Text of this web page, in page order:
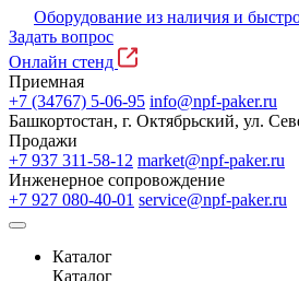
Оборудование из наличия и
Задать вопрос
Онлайн стенд
Приемная
+7 (34767) 5-06-95 info@npf-paker.ru
Башкортостан, г. Октябрьский, ул.
Продажи
+7 937 311-58-12 market@npf-paker.ru
Инженерное сопровождение
+7 927 080-40-01 service@npf-paker.ru
Каталог
Каталог